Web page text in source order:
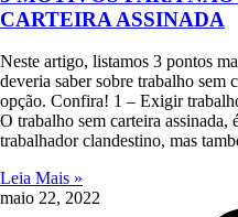
CARTEIRA ASSINADA
Neste artigo, listamos 3 pontos
deveria saber sobre trabalho sem
opção. Confira! 1 – Exigir
O trabalho sem carteira assinada,
trabalhador clandestino, mas
Leia Mais »
maio 22, 2022